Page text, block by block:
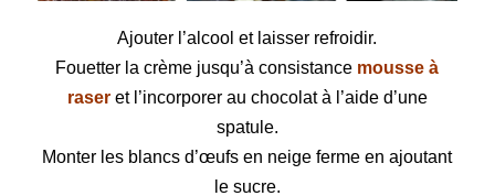
Ajouter l’alcool et laisser refroidir.
Fouetter la crème jusqu’à consistance mousse à
raseret l’incorporer au chocolat à l’aide d’une
spatule.
Monter les blancs d’œufs en neige ferme en ajoutant
le sucre.